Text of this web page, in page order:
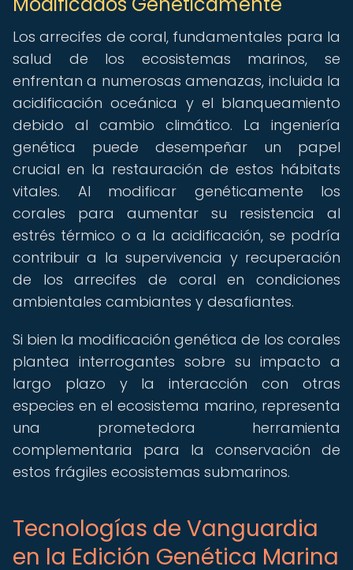
Los arrecifes de coral, fundamentales para la
salud de los ecosistemas marinos, se
enfrentan a numerosas amenazas, incluida la
acidificación oceánica y el blanqueamiento
debido al cambio climático. La ingeniería
genética puede desempeñar un papel
crucial en la restauración de estos hábitats
vitales. Al modificar genéticamente los
corales para aumentar su resistencia al
estrés térmico o a la acidificación, se podría
contribuir a la supervivencia y recuperación
de los arrecifes de coral en condiciones
ambientales cambiantes y desafiantes.
Si bien la modificación genética de los corales
plantea interrogantes sobre su impacto a
largo plazo y la interacción con otras
especies en el ecosistema marino, representa
una prometedora herramienta
complementaria para la conservación de
estos frágiles ecosistemas submarinos.
Tecnologías de Vanguardia
en la Edición Genética Marina